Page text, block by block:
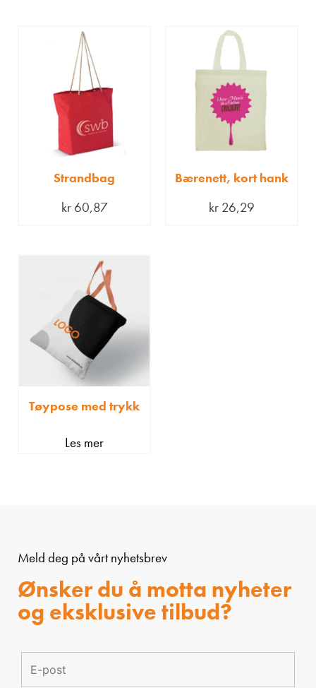
Strandbag
kr60,87
Bærenett, kort hank
kr 26,29
Tøypose med trykk
Les mer
Meld deg på vårt nyhetsbrev
Ønsker du å motta nyheter
og eksklusive tilbud?